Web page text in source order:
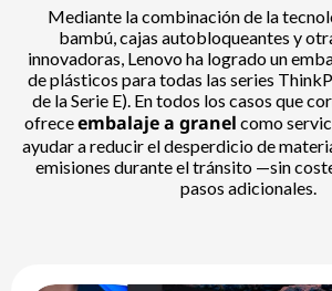
Mediante la combinación de la
bambú, cajas autobloqueantes y
innovadoras, Lenovo ha logrado un
de plásticos para todas las series
de la Serie E). En todos los casos que
ofreceembalaje a granel como
ayudar a reducir el desperdicio de
emisiones durante el tránsito —sin
pasos adicionales.